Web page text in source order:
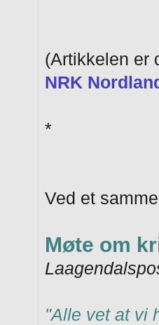
(Artikkelen er
NRK
*
Ved et
Møte om
"Alle vet at vi